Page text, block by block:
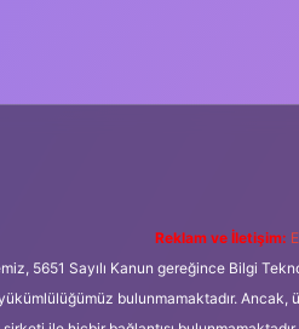
Reklam ve İletişim:
5651 Sayılı Kanun gereğince Bilgi
bulunmamaktadır.